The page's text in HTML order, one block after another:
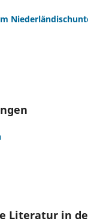
Literatur in